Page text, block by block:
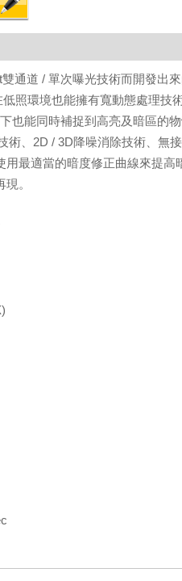
通道 / 單次曝光技術而開發出
照環境也能擁有寬動態處理
也能同時補捉到高亮及暗區的物
、2D / 3D降噪消除技術、無
最適當的暗度修正曲線來提
。